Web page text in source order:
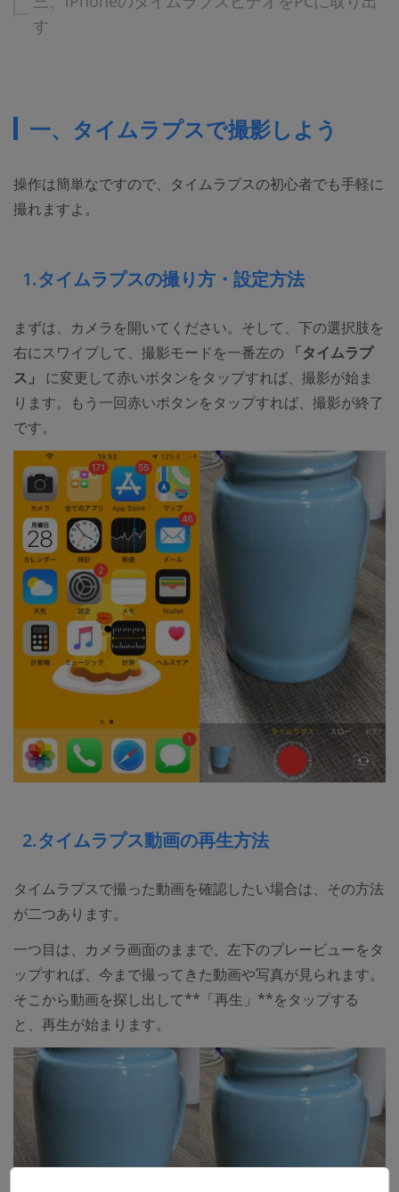
す
一、タイムラプスで撮影しよう
操作は簡単なですので、タイムラプスの初心者でも手軽に
撮れますよ。
1.タイムラプスの撮り方・設定方法
まずは、カメラを開いてください。そして、下の選択肢を
右にスワイプして、撮影モードを一番左の
「タイムラプ
ス」
に変更して赤いボタンをタップすれば、撮影が始ま
ります。もう一回赤いボタンをタップすれば、撮影が終了
です。
2.タイムラプス動画の再生方法
タイムラプスで撮った動画を確認したい場合は、その方法
が二つあります。
一つ目は、カメラ画面のままで、左下のプレービューをタ
ップすれば、今まで撮ってきた動画や写真が見られます。
そこから動画を探し出して**「再生」**をタップする
と、再生が始まります。